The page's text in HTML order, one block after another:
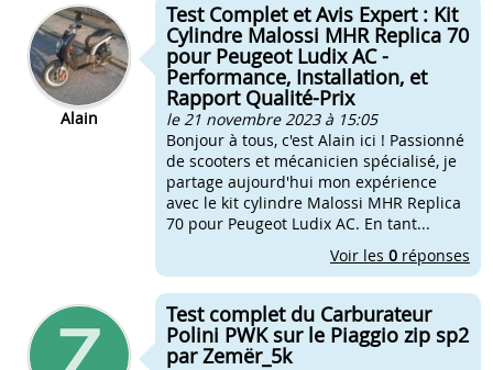
Alain
Test Complet et Avis Expert : Kit
Cylindre Malossi MHR Replica 70
pour Peugeot Ludix AC -
Performance, Installation, et
Rapport Qualité-Prix
le 21 novembre 2023 à 15:05
Bonjour à tous, c'est Alain ici ! Passionné
de scooters et mécanicien spécialisé, je
partage aujourd'hui mon expérience
avec le kit cylindre Malossi MHR Replica
70 pour Peugeot Ludix AC. En tant...
Voir les 0 réponses
Test complet du Carburateur
Polini PWK sur le Piaggio zip sp2
par Zemër_5k